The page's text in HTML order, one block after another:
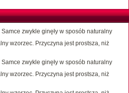
zwykle ginęły w sposób naturalny
wzorzec. Przyczyna jest prostsza, niż
zwykle ginęły w sposób naturalny
wzorzec. Przyczyna jest prostsza, niż